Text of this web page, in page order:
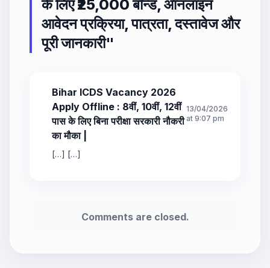
के लिए ₹25,000 बॉन्ड, ऑनलाइन
आवेदन प्रक्रिया, पात्रता, दस्तावेज और
पूरी जानकारी"
Bihar ICDS Vacancy 2026
Apply Offline : 8वीं, 10वीं, 12वीं
पास के लिए बिना परीक्षा सरकारी नौकरी
का मौका |
13/04/2026
at 9:07 pm
[…] […]
Comments are closed.